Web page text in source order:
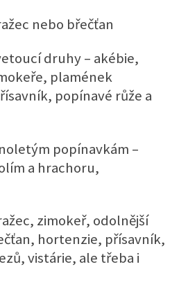
nebo břečťan
druhy – akébie,
plamének
popínavé růže a
popínavkám –
a hrachoru,
zimokeř, odolnější
hortenzie, přísavník,
vistárie, ale třeba i